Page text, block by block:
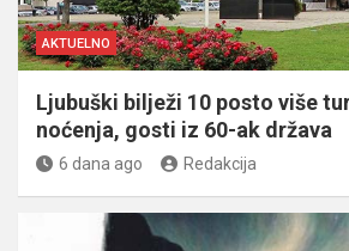
AKTUELNO
Ljubuški bilježi 10 posto više
noćenja, gosti iz 60-ak država
6 dana ago Redakcija